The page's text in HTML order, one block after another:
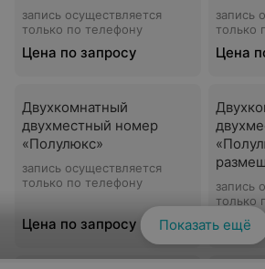
запись осуществляется
только по телефону
Цена по запросу
запись
только
Цена
Двухкомнатный
двухместный номер
«Полулюкс»
запись осуществляется
только по телефону
Цена по запросу
в
запись
только
Цена
Показать ещё